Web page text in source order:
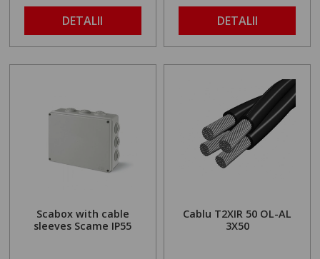
DETALII DETALII
Scabox with cable
sleeves Scame IP55
Cablu T2XIR 50 OL-AL
3X50